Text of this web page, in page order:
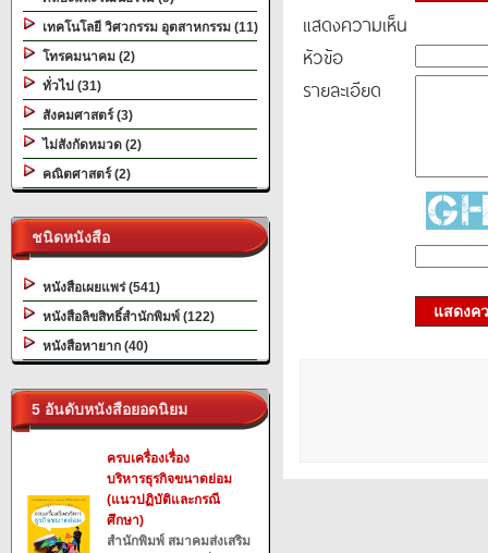
เทคโนโลยี วิศวกรรม อุตสาหกรรม (11)
โทรคมนาคม (2)
ทั่วไป (31)
สังคมศาสตร์ (3)
ไม่สังกัดหมวด (2)
คณิตศาสตร์ (2)
ชนิดหนังสือ
หนังสือเผยแพร่ (541)
หนังสือลิขสิทธิ์สำนักพิมพ์ (122)
หนังสือหายาก (40)
5 อันดับหนังสือยอดนิยม
ครบเครื่องเรื่อง
บริหารธุรกิจขนาดย่อม
(แนวปฏิบัติและกรณี
ศึกษา)
สำนักพิมพ์ สมาคมส่งเสริม
แสดงความเห็น
หัวข้อ
รายละเอียด
แสดงค